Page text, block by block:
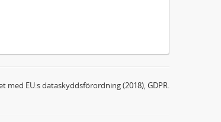
EU:s dataskyddsförordning (2018), GDPR.